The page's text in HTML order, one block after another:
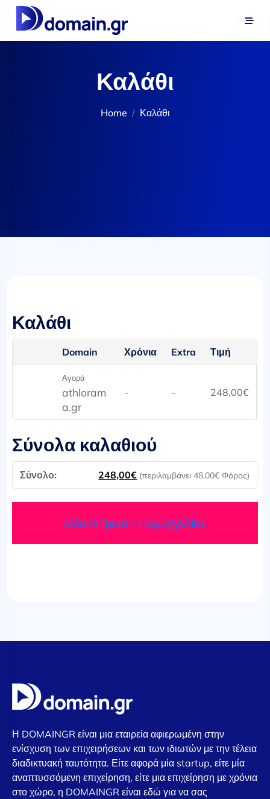
Καλάθι
Home Καλάθι
Καλάθι
Domain Χρόνια Extra Τιμή
Αγορά
athloram
a.gr
- - 248,00€
Σύνολα καλαθιού
248,00€ (περιλαμβάνει48,00€ Φόρος)
Ολοκλήρωση Παραγγελίας
Η DOMAINGR είναι μια εταιρεία αφιερωμένη στην
ενίσχυση των επιχειρήσεων και των ιδιωτών με την τέλεια
διαδικτυακή ταυτότητα. Είτε αφορά μία startup, είτε μία
αναπτυσσόμενη επιχείρηση, είτε μια επιχείρηση με χρόνια
στο χώρο, η DOMAINGR είναι εδώ για να σας